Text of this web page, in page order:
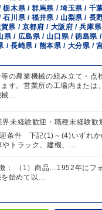
木県 / 群馬県 / 埼玉県 / 千
石川県 / 福井県 / 山梨県 / 長
県 / 京都府 / 大阪府 / 兵庫
県 / 広島県 / 山口県 / 徳島県
/ 長崎県 / 熊本県 / 大分県 /
等の農業機械の組み立て・点
す。営業所の工場内または
…
界未経験歓迎・職種未経験歓
条件 下記(1)～(4)いずれか
やトラック、建機、…
： （1）商品…1952年にフ
始めて以…